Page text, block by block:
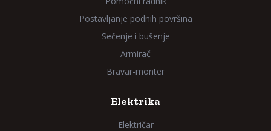
Postavljanje podnih površina
Sečenje i bušenje
Armirač
Bravar-monter
Elektrika
Električar